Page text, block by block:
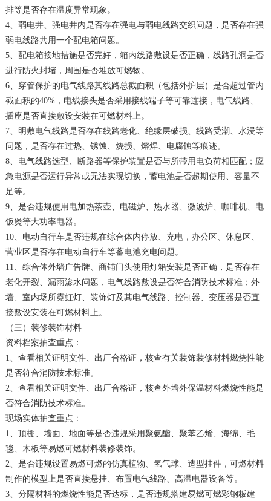
排等是否存在温度异常现象。
4、弱电井、强电井内是否存在强电与弱电线路交织问题，是否存在强
弱电线路共用一个配电箱问题。
5、配电箱接地措施是否完好，箱内线路敷设是否正确，线路孔洞是否
进行防火封堵，周围是否堆放可燃物。
6、穿管保护的电气线路其线路总截面积（包括外护层）是否超过管内
截面积的40%，电线接头是否采用接线端子等可靠连接，电气线路、
插座是否直接敷设安装在可燃材料上。
7、明敷电气线路是否存在线路老化、绝缘层破损、线路受潮、水浸等
问题，是否存在过热、锈蚀、烧损、熔焊、电腐蚀等痕迹。
8、电气线路选型、断路器等保护装置是否与所带用电负荷相匹配；应
急电源是否运行异常或无法实现切换，蓄电池是否超期使用、容量不
足等。
9、是否违规使用电加热茶壶、电磁炉、热水器、微波炉、咖啡机、电
饭煲等大功率电器。
10、电动自行车是否违规在综合体内停放、充电，办公区、休息区、
营业区是否存在电动自行车等蓄电池充电问题。
11、综合体外墙广告牌、商铺门头使用灯箱安装是否正确，是否存在
老化开裂、漏雨渗水问题，电气线路敷设是否符合消防技术标准；外
墙、室内场所霓虹灯、装饰灯及其电气线路、控制器、变压器是否直
接敷设安装在可燃材料上。
（三）装修装饰材料
资料档案抽查重点：
1、查看相关证明文件、出厂合格证，核查有关装饰装修材料燃烧性能
是否符合消防技术标准。
2、查看相关证明文件、出厂合格证，核查外墙外保温材料燃烧性能是
否符合消防技术标准。
现场实体抽查重点：
1、顶棚、墙面、地面等是否违规采用聚氨酯、聚苯乙烯、海绵、毛
毯、木板等易燃可燃材料装修装饰。
2、是否违规设置易燃可燃的仿真植物、氢气球、造型挂件，可燃材料
制作的模型上是否直接悬挂、布置电气线路、高温电器设备等。
3、分隔材料的燃烧性能是否达标，是否违规搭建易燃可燃彩钢板建